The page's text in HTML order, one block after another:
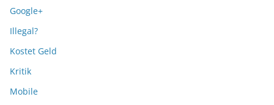
Google+
Illegal?
Kostet Geld
Kritik
Mobile